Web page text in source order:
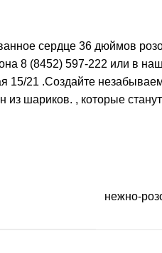
сердце 36 дюймов
8 (8452) 597-222 или в
15/21 .Создайте
из шариков. , которые
нежно-